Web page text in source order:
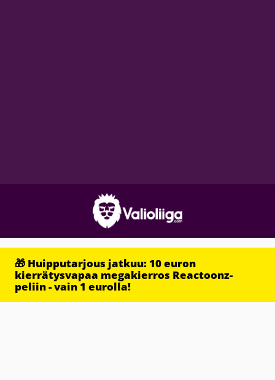
🎁 Huipputarjous jatkuu: 10 euron
kierrätysvapaa megakierros Reactoonz-
peliin - vain 1 eurolla!